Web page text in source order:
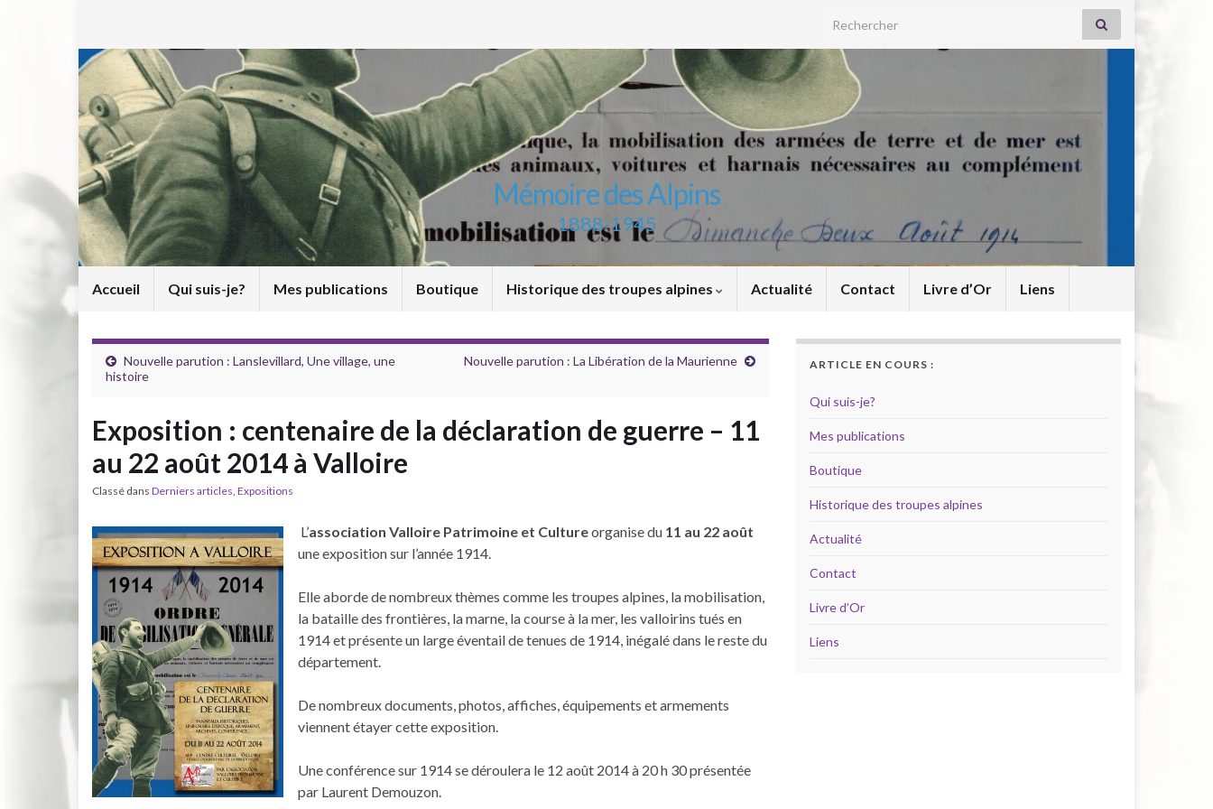
Search for:
Mémoire des Alpins
1888-1945
Accueil Qui suis-je? Mes publications Boutique Historique des troupes alpines Actualité Contact Livre d’Or Liens
Nouvelle parution : Lanslevillard, Une village, une
histoire
Nouvelle parution : La Libération de la Maurienne
Exposition : centenaire de la déclaration de guerre – 11
au 22 août 2014 à Valloire
Classé dans Derniers articles, Expositions
L’association Valloire Patrimoine et Cultureorganise du 11 au 22 août
une exposition sur l’année 1914.
Elle aborde de nombreux thèmes comme les troupes alpines, la mobilisation,
la bataille des frontières, la marne, la course à la mer, les valloirins tués en
1914 et présente un large éventail de tenues de 1914, inégalé dans le reste du
département.
De nombreux documents, photos, affiches, équipements et armements
viennent étayer cette exposition.
Une conférence sur 1914 se déroulera le 12 août 2014 à 20 h 30 présentée
par Laurent Demouzon.
ARTICLE EN COURS :
Qui suis-je?
Mes publications
Boutique
Historique des troupes alpines
Actualité
Contact
Livre d’Or
Liens